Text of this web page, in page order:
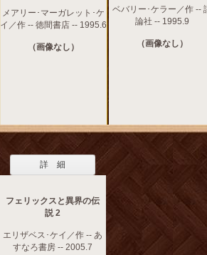
メアリー･マーガレット･ケ
イ／作 -- 徳間書店 -- 1995.6
（画像なし）
ベバリー･ケラー／作 --
論社 -- 1995.9
（画像なし）
詳 細
フェリックスと異界の伝
説 2
エリザベス･ケイ／作 -- あ
すなろ書房 -- 2005.7